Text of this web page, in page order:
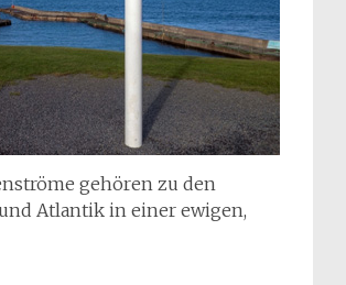
gehören zu den
Atlantik in einer ewigen,